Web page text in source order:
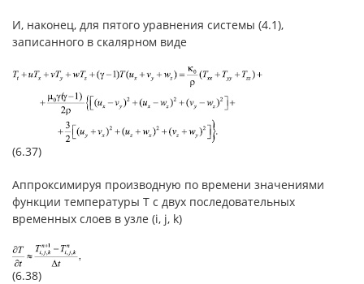
И, наконец, для пятого уравнения системы (4.1),
записанного в скалярном виде
(6.37)
Аппроксимируя производную по времени значениями
функции температуры T с двух последовательных
временных слоев в узле (i, j, k)
(6.38)